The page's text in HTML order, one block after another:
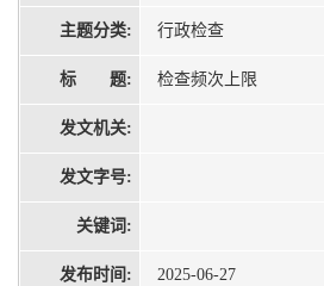
主题分类: 行政检查
标 题: 检查频次上限
发文机关:
发文字号:
关键词:
发布时间: 2025-06-27